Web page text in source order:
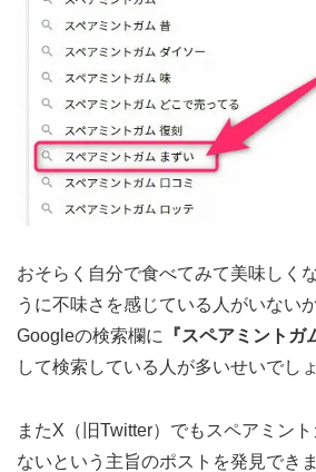
おそらく自分で食べてみて美味しく
うに不味さを感じている人がいない
Googleの検索欄に
『スペアミント
して検索している人が多いせいでしょ
またX（旧Twitter）でもスペアミン
ないという主旨のポストを発見できま